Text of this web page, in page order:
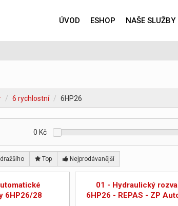
ÚVOD ESHOP NAŠE SLUŽBY
6 rychlostní 6HP26
0 Kč
Top Nejprodávanější
6HP26/28
01 - Hydraulický
6HP26 - REPAS - ZP